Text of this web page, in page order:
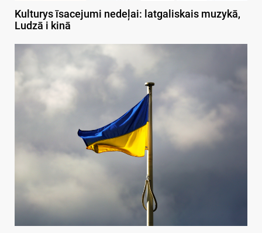
Kulturys īsacejumi nedeļai: latgaliskais muzykā,
Ludzā i kinā